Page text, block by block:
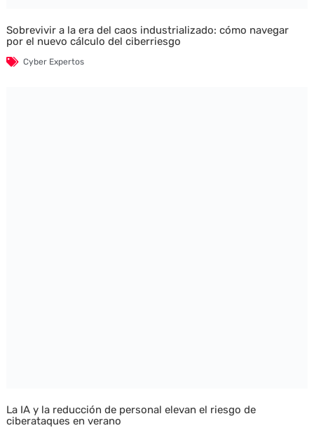
Sobrevivir a la era del caos industrializado: cómo navegar
por el nuevo cálculo del ciberriesgo
Cyber Expertos
La IA y la reducción de personal elevan el riesgo de
ciberataques en verano